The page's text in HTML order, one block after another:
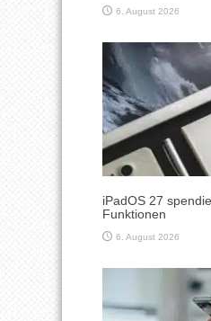
6. August 2026
iPadOS 27
Funktionen
6. August 2026